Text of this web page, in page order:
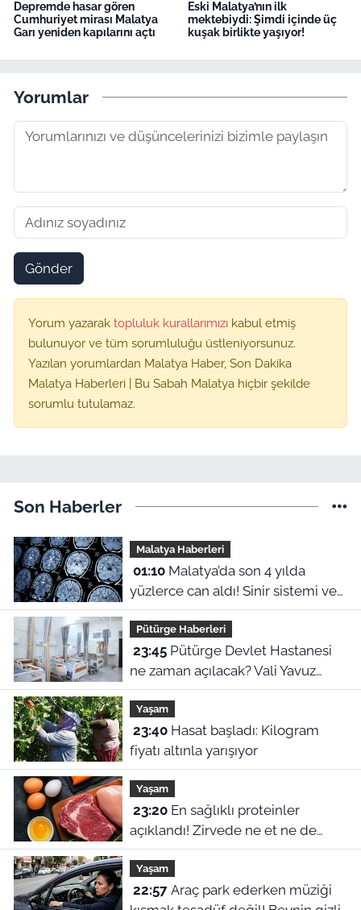
Depremde hasar gören
Cumhuriyet mirası Malatya
Garı yeniden kapılarını açtı
Eski Malatya’nın ilk
mektebiydi: Şimdi içinde üç
kuşak birlikte yaşıyor!
Yorumlar
Gönder
Yorum yazarak topluluk kurallarımızı kabul etmiş
bulunuyor ve tüm sorumluluğu üstleniyorsunuz.
Yazılan yorumlardan Malatya Haber, Son Dakika
Malatya Haberleri | Bu Sabah Malatya hiçbir şekilde
sorumlu tutulamaz.
Son Haberler
Malatya Haberleri
01:10Malatya’da son 4 yılda
yüzlerce can aldı! Sinir sistemi ve
duyu organı hastalıklarında şok
veriler
Pütürge Haberleri
23:45Pütürge Devlet Hastanesi
ne zaman açılacak? Vali Yavuz
açıkladı
Yaşam
23:40Hasat başladı: Kilogram
fiyatı altınla yarışıyor
Yaşam
23:20En sağlıklı proteinler
açıklandı! Zirvede ne et ne de
yumurta var
Yaşam
22:57Araç park ederken müziği